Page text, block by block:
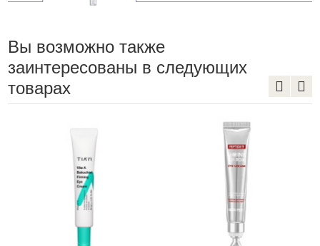
Вы возможно также
заинтересованы в следующих
товарах